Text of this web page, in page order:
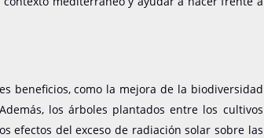
beneficios, como la mejora de la biodiversidad
los árboles plantados entre los cultivos
efectos del exceso de radiación solar sobre las